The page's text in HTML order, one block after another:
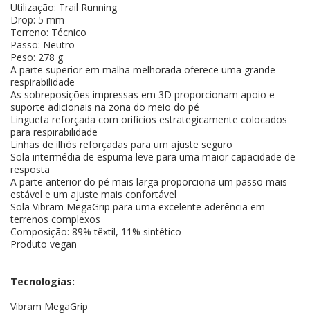
Utilização: Trail Running
Drop: 5 mm
Terreno: Técnico
Passo: Neutro
Peso: 278 g
A parte superior em malha melhorada oferece uma grande
respirabilidade
As sobreposições impressas em 3D proporcionam apoio e
suporte adicionais na zona do meio do pé
Lingueta reforçada com orifícios estrategicamente colocados
para respirabilidade
Linhas de ilhós reforçadas para um ajuste seguro
Sola intermédia de espuma leve para uma maior capacidade de
resposta
A parte anterior do pé mais larga proporciona um passo mais
estável e um ajuste mais confortável
Sola Vibram MegaGrip para uma excelente aderência em
terrenos complexos
Composição: 89% têxtil, 11% sintético
Produto vegan
Tecnologias:
Vibram MegaGrip